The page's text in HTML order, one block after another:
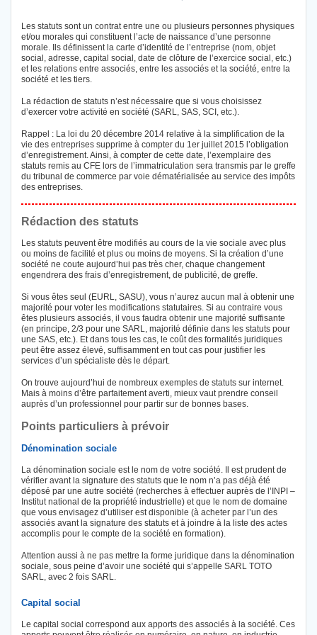
Les statuts sont un contrat entre une ou plusieurs personnes physiques
et/ou morales qui constituent l’acte de naissance d’une personne
morale. Ils définissent la carte d’identité de l’entreprise (nom, objet
social, adresse, capital social, date de clôture de l’exercice social, etc.)
et les relations entre associés, entre les associés et la société, entre la
société et les tiers.
La rédaction de statuts n’est nécessaire que si vous choisissez
d’exercer votre activité en société (SARL, SAS, SCI, etc.).
Rappel : La loi du 20 décembre 2014 relative à la simplification de la
vie des entreprises supprime à compter du 1er juillet 2015 l’obligation
d’enregistrement. Ainsi, à compter de cette date, l’exemplaire des
statuts remis au CFE lors de l’immatriculation sera transmis par le greffe
du tribunal de commerce par voie dématérialisée au service des impôts
des entreprises.
Rédaction des statuts
Les statuts peuvent être modifiés au cours de la vie sociale avec plus
ou moins de facilité et plus ou moins de moyens. Si la création d’une
société ne coute aujourd’hui pas très cher, chaque changement
engendrera des frais d’enregistrement, de publicité, de greffe.
Si vous êtes seul (EURL, SASU), vous n’aurez aucun mal à obtenir une
majorité pour voter les modifications statutaires. Si au contraire vous
êtes plusieurs associés, il vous faudra obtenir une majorité suffisante
(en principe, 2/3 pour une SARL, majorité définie dans les statuts pour
une SAS, etc.). Et dans tous les cas, le coût des formalités juridiques
peut être assez élevé, suffisamment en tout cas pour justifier les
services d’un spécialiste dès le départ.
On trouve aujourd’hui de nombreux exemples de statuts sur internet.
Mais à moins d’être parfaitement averti, mieux vaut prendre conseil
auprès d’un professionnel pour partir sur de bonnes bases.
Points particuliers à prévoir
Dénomination sociale
La dénomination sociale est le nom de votre société. Il est prudent de
vérifier avant la signature des statuts que le nom n’a pas déjà été
déposé par une autre société (recherches à effectuer auprès de l’INPI –
Institut national de la propriété industrielle) et que le nom de domaine
que vous envisagez d’utiliser est disponible (à acheter par l’un des
associés avant la signature des statuts et à joindre à la liste des actes
accomplis pour le compte de la société en formation).
Attention aussi à ne pas mettre la forme juridique dans la dénomination
sociale, sous peine d’avoir une société qui s’appelle SARL TOTO
SARL, avec 2 fois SARL.
Capital social
Le capital social correspond aux apports des associés à la société. Ces